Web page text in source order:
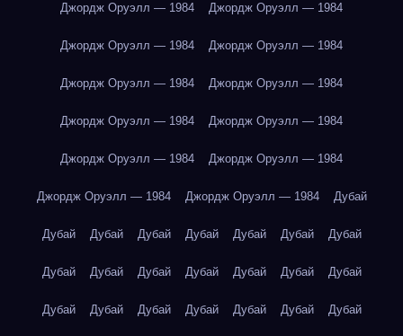
Джордж Оруэлл — 1984 Джордж Оруэлл — 1984
Джордж Оруэлл — 1984 Джордж Оруэлл — 1984
Джордж Оруэлл — 1984 Джордж Оруэлл — 1984
Джордж Оруэлл — 1984 Джордж Оруэлл — 1984
Джордж Оруэлл — 1984 Джордж Оруэлл — 1984
Джордж Оруэлл — 1984 Джордж Оруэлл — 1984 Дубай
Дубай Дубай Дубай Дубай Дубай Дубай Дубай
Дубай Дубай Дубай Дубай Дубай Дубай Дубай
Дубай Дубай Дубай Дубай Дубай Дубай Дубай